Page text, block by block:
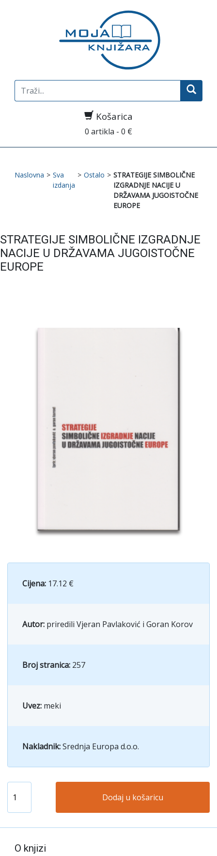
Search
for:
Košarica
0 artikla - 0 €
Naslovna > Sva
izdanja
> Ostalo > STRATEGIJE SIMBOLIČNE
IZGRADNJE NACIJE U
DRŽAVAMA JUGOISTOČNE
EUROPE
STRATEGIJE SIMBOLIČNE IZGRADNJE
NACIJE U DRŽAVAMA JUGOISTOČNE
EUROPE
Cijena: 17.12 €
Autor: priredili Vjeran Pavlaković i Goran Korov
Broj stranica: 257
Uvez: meki
Nakladnik:Srednja Europa d.o.o.
Dodaj u košaricu
O knjizi